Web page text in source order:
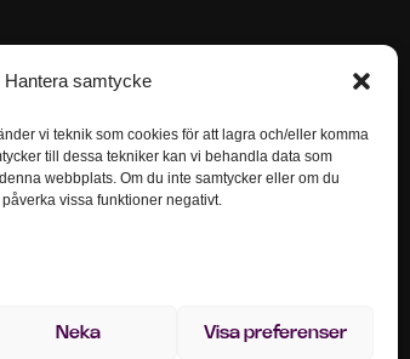
Hantera samtycke
vi teknik som cookies för att lagra och/eller komma
till dessa tekniker kan vi behandla data som
webbplats. Om du inte samtycker eller om du
vissa funktioner negativt.
Neka Visa preferenser